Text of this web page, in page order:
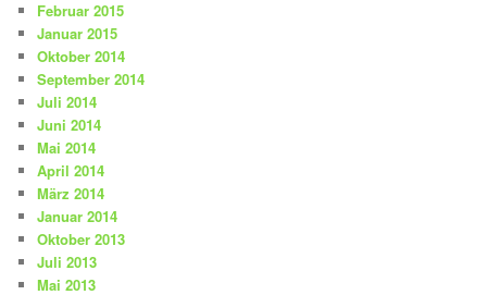
Februar 2015
Januar 2015
Oktober 2014
September 2014
Juli 2014
Juni 2014
Mai 2014
April 2014
März 2014
Januar 2014
Oktober 2013
Juli 2013
Mai 2013